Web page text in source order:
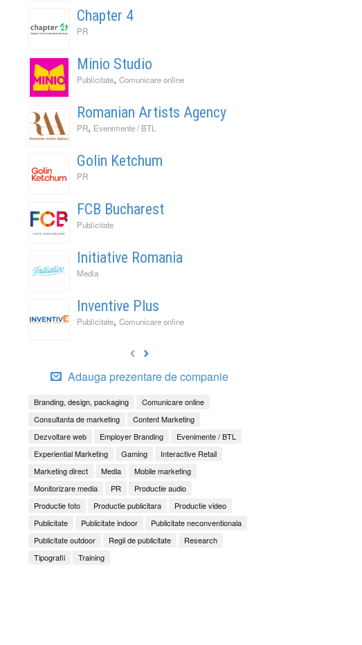
Chapter 4
PR
Minio Studio
Publicitate, Comunicare online
Romanian Artists Agency
PR, Evenimente / BTL
Golin Ketchum
PR
FCB Bucharest
Publicitate
Initiative Romania
Media
Inventive Plus
Publicitate, Comunicare online
Adauga prezentare de companie
Branding, design, packaging
Comunicare online
Consultanta de marketing
Content Marketing
Dezvoltare web
Employer Branding
Evenimente / BTL
Experiential Marketing
Gaming
Interactive Retail
Marketing direct
Media
Mobile marketing
Monitorizare media
PR
Productie audio
Productie foto
Productie publicitara
Productie video
Publicitate
Publicitate indoor
Publicitate neconventionala
Publicitate outdoor
Regii de publicitate
Research
Tipografii
Training